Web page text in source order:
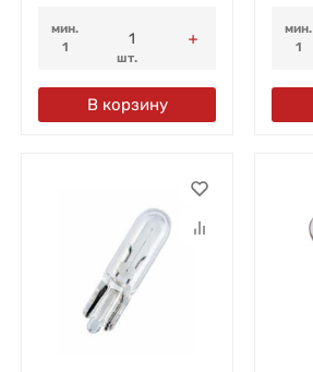
мин.
1
шт.
В корзину
мин.
1